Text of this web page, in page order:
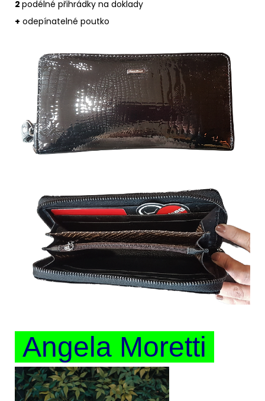
2 podélné přihrádky na doklady
+ odepínatelné poutko
Angela Moretti